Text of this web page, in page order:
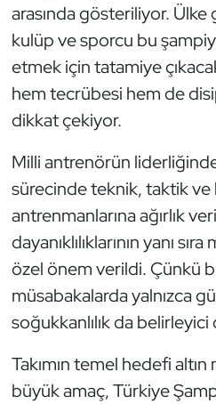
arasında gösteriliyor. Ülke
kulüp ve sporcu bu
etmek için tatamiye
hem tecrübesi hem de
dikkat çekiyor.
Milli antrenörün
sürecinde teknik, taktik
antrenmanlarına ağırlık
dayanıklılıklarının yanı
özel önem verildi. Çünkü
müsabakalarda yalnızca
soğukkanlılık da belirleyici
Takımın temel hedefi altın
büyük amaç, Türkiye
Kano ve Rafting
Karate
Kempo
Kick Boks
Kürek
Masa Tenisi
Modern Pentatlon
Motor Sporları